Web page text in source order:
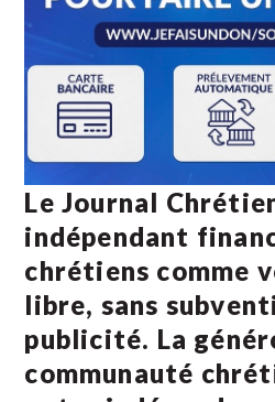
Le Journal
indépendant
chrétiens comme
libre, sans
publicité. La
communauté